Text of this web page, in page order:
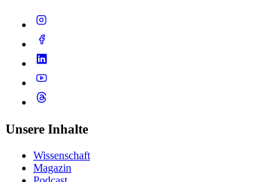
Unsere Inhalte
Wissenschaft
Magazin